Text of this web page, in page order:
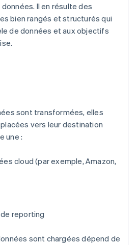
Il en résulte des
bien rangés et structurés qui
de données et aux objectifs
sont transformées, elles
vers leur destination
une :
cloud (par exemple, Amazon,
reporting
sont chargées dépend de